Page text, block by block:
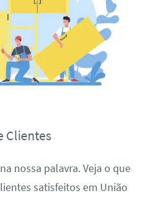
Clientes
nossa palavra. Veja o que
satisfeitos em União